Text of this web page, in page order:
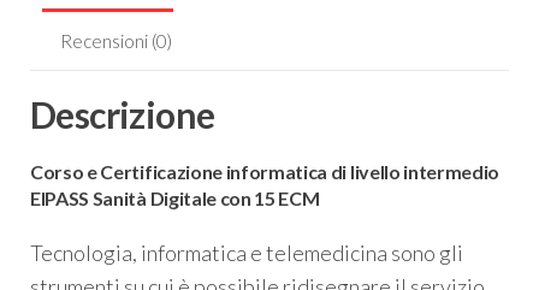
Recensioni (0)
Descrizione
Corso e Certificazione informatica di livello intermedio
EIPASS Sanità Digitale con 15 ECM
Tecnologia, informatica e telemedicina sono gli